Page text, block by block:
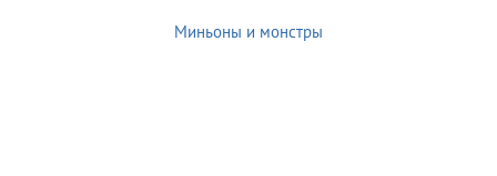
Миньоны и монстры